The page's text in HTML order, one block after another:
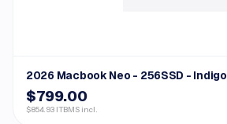
2026 Macbook Neo - 256SSD - Indigo
$799.00
$854.93 ITBMS incl.